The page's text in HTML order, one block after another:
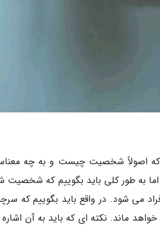
که اصولاً شخصیت چیست و به چه
به طور کلی باید بگوییم که شخصیت
می شود. در واقع باید بگوییم که
ماند. نکته ای که باید به آن اشاره